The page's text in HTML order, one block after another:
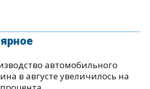
автомобильного
в августе увеличилось на